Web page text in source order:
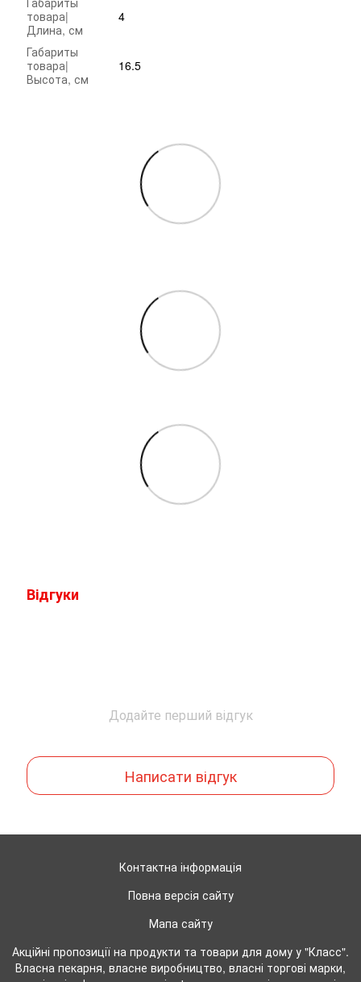
товара|
Длина, см
4
Габариты
товара|
Высота, см
16.5
Відгуки
Додайте перший відгук
Написати відгук
Контактна інформація
Повна версія сайту
Мапа сайту
Акційні пропозиції на продукти та товари для дому у "Класс".
Власна пекарня, власне виробництво, власні торгові марки,